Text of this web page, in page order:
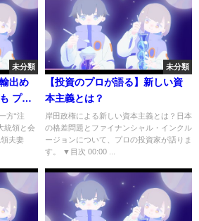
未分類
出め
と会
方“注
統領と会
領夫妻
未分類
【投資のプロが語る】新しい資
本主義とは？
岸田政権による新しい資本主義とは？日本
の格差問題とファイナンシャル・インクル
ージョンについて、プロの投資家が語りま
す。 ▼目次 00:00 ...